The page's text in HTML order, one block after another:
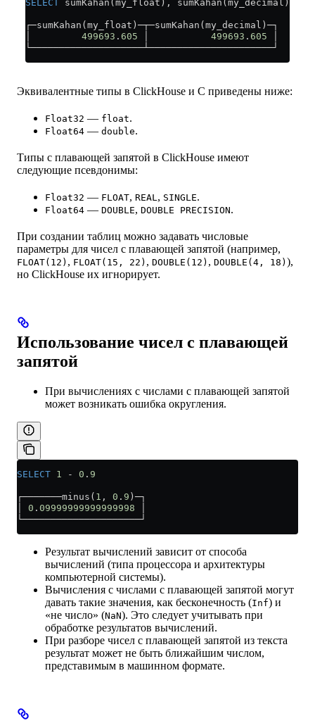
SELECT sumKahan(my_float), sumKahan(my_decimal)
┌─sumKahan(my_float)─┬─sumKahan(my_decimal)─┐
499693 . 605 499693 . 605
└────────────────────┴──────────────────────┘
Эквивалентные типы в ClickHouse и C приведены ниже:
Float32 — float.
Float64 — double.
Типы с плавающей запятой в ClickHouse имеют
следующие псевдонимы:
Float32 — FLOAT, REAL, SINGLE.
Float64 — DOUBLE, DOUBLE PRECISION.
При создании таблиц можно задавать числовые
параметры для чисел с плавающей запятой (например,
FLOAT(12) , FLOAT(15, 22) , DOUBLE(12) , DOUBLE(4, 18) ),
но ClickHouse их игнорирует.
Использование чисел с плавающей
запятой
При вычислениях с числами с плавающей запятой
может возникать ошибка округления.
SELECT 1 - 0 . 9
┌───────minus( 1 , 0 . 9 )─┐
0 . 09999999999999998
└─────────────────────┘
Результат вычислений зависит от способа
вычислений (типа процессора и архитектуры
компьютерной системы).
Вычисления с числами с плавающей запятой могут
давать такие значения, как бесконечность (Inf) и
«не число» (NaN). Это следует учитывать при
обработке результатов вычислений.
При разборе чисел с плавающей запятой из текста
результат может не быть ближайшим числом,
представимым в машинном формате.